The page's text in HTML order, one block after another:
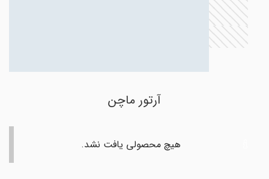
آرتور ماچن
هیچ محصولی یافت نشد.